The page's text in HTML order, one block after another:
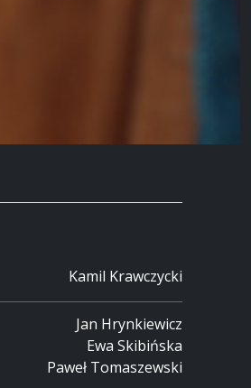
Kamil Krawczycki
Jan Hrynkiewicz
Ewa Skibińska
Paweł Tomaszewski